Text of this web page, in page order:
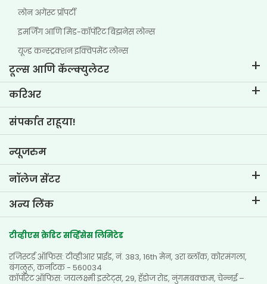
लोन अगेंस्ट प्रॉपर्टी
इमर्जिंग आणि मिड-कॉर्पोरेट बिझनेस लोन्स
यूज्ड कन्स्ट्रक्शन इक्विपमेंट लोन्स
टूल्स आणि कॅल्क्युलेटर
ईएमआय कॅल्क्युलेटर
टू-व्हीलर लोन ईएमआय कॅल्क्युलेटर
कार वॅल्यूएशन टूल
करिअर
टीव्हीएस क्रेडिट मधील जीवन
नोकरीच्या संधी
संपर्कात राहूया!
न्यूजरुम
नॉलेज सेंटर
ब्लॉग
एफएक्यू
प्रशंसापत्रे
फोटो गॅलरी
व्हिडिओ गॅलरी
अन्य लिंक
डीलर लोकेटर
साईटमॅप
टीव्हीएस क्रेडिट सर्व्हिसेस लिमिटेड
रजिस्टर्ड ऑफिस: टीव्हीआर प्राईड, नं. 383, 16th मेन, 3रा ब्लॉक, कोरमंगला,
बंगळुरू, कर्नाटक - 560034
कॉर्पोरेट ऑफिस: जयलक्ष्मी इस्टेट्स, 29, हॅडोज रोड, नुंगमबक्कम, चेन्नई –